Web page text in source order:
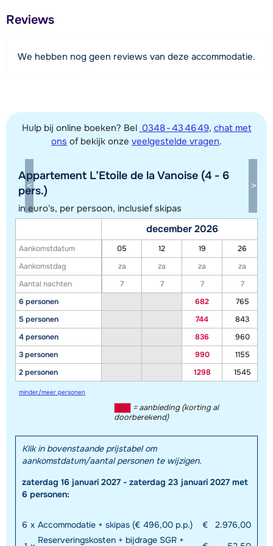
Afstand tot restaurant of bar
250 meter
400 meter
Bekijk kaart
Toon alle accommodaties in dit gebied
exacte locatie kan enigszins afwijken.
Reviews
We hebben nog geen reviews van deze accommodatie.
Hulp bij online boeken? Bel 0348 - 43 46 49, chat met
ons of bekijk onze veelgestelde vragen.
Appartement L’Etoile de la Vanoise (4 - 6
pers.)
in euro's, per persoon, inclusief skipas
Aankomstdatum
Aankomstdag
Aantal nachten
6 personen
5 personen
4 personen
3 personen
2 personen
december 2026
05 12 19
26
za
za za
za
7
7 7
7
682
765
744
843
836
960
990
1155
1298
1545
minder/meer personen
= aanbieding (korting al
doorberekend)
Klik in bovenstaande prijstabel om
aankomstdatum/aantal personen te wijzigen.
zaterdag 16 januari 2027 - zaterdag 23 januari 2027 met
6 personen:
6 x Accommodatie + skipas (€ 496,00 p.p.) €
2.976,00
Reserveringskosten + bijdrage SGR +